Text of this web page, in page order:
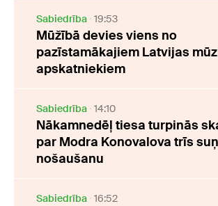
Sabiedrība 19:53
Mūžībā devies viens no
pazīstamākajiem Latvijas
apskatniekiem
Sabiedrība 14:10
Nākamnedēļ tiesa turpinās
par Modra Konovalova trīs
nošaušanu
Sabiedrība 16:52